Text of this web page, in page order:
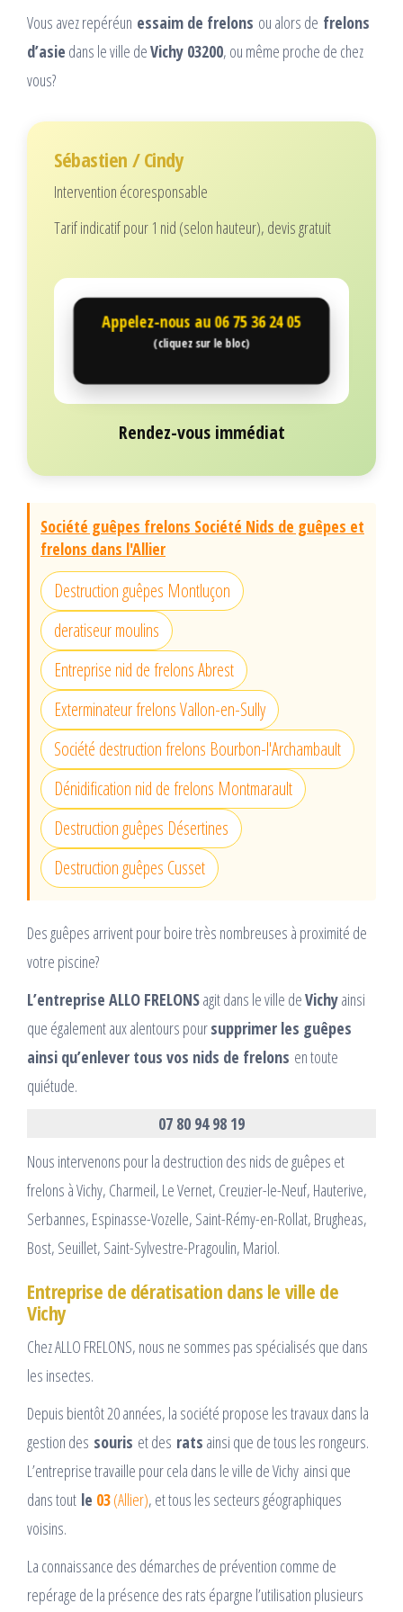
Vous avez repéréun essaim de frelons ou alors de frelons
d’asie dans le ville deVichy 03200, ou même proche de chez
vous?
Sébastien / Cindy
Intervention écoresponsable
Tarif indicatif pour 1 nid (selon hauteur), devis gratuit
Appelez-nous au06 75 36 24 05
(cliquez sur le bloc)
Rendez-vous immédiat
Société guêpes frelons Société Nids de guêpes et
frelons dans l'Allier
Destruction guêpes Montluçon
deratiseur moulins
Entreprise nid de frelons Abrest
Exterminateur frelons Vallon-en-Sully
Société destruction frelons Bourbon-l'Archambault
Dénidification nid de frelons Montmarault
Destruction guêpes Désertines
Destruction guêpes Cusset
Des guêpes arrivent pour boire très nombreuses à proximité de
votre piscine?
L’entreprise ALLO FRELONSagit dans le ville deVichyainsi
que également aux alentours poursupprimer les guêpes
ainsi qu’enlever tous vos nids de frelons en toute
quiétude.
07 80 94 98 19
Nous intervenons pour la destruction des nids de guêpes et
frelons à Vichy, Charmeil, Le Vernet, Creuzier-le-Neuf, Hauterive,
Serbannes, Espinasse-Vozelle, Saint-Rémy-en-Rollat, Brugheas,
Bost, Seuillet, Saint-Sylvestre-Pragoulin, Mariol.
Entreprise de dératisation dans le ville de
Vichy
Chez ALLO FRELONS, nous ne sommes pas spécialisés que dans
les insectes.
Depuis bientôt 20 années, la société propose les travaux dans la
gestion des souris et des rats ainsi que de tous les rongeurs.
L’entreprise travaille pour cela dans le ville de Vichy ainsi que
dans tout le 03(Allier), et tous les secteurs géographiques
voisins.
La connaissance des démarches de prévention comme de
repérage de la présence des rats épargne l’utilisation plusieurs